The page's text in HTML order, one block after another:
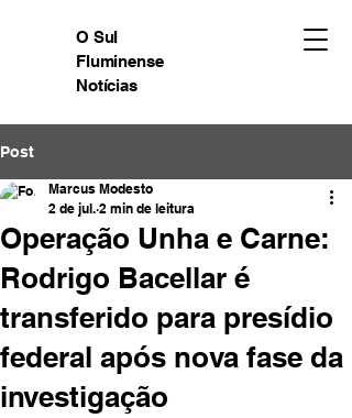
O Sul
Fluminense
Notícias
Post
Operação Unha e Carne:
Rodrigo Bacellar é
transferido para presídio
federal após nova fase da
investigação
Marcus Modesto
2 de jul. 2 min de leitura